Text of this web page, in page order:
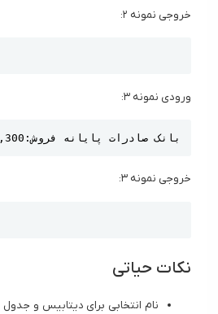
خروجی نمونه ۲:
ورودی نمونه ۳:
بانک صادرات پایانه فروش:567,300 حساب:01000 مانده:4,445,164
خروجی نمونه ۳:
نکات حیاتی
نام انتخابی برای دیتابیس و جدول